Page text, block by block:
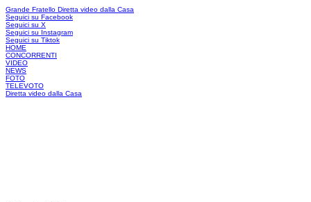
Grande Fratello Diretta video dalla Casa
Seguici su Facebook
Seguici su X
Seguici su Instagram
Seguici su Tiktok
HOME
CONCORRENTI
VIDEO
NEWS
FOTO
TELEVOTO
Diretta video dalla Casa